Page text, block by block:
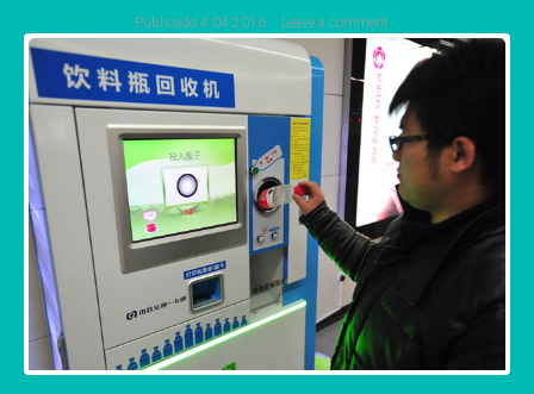
Publicado 4 04 2016 Leave a comment